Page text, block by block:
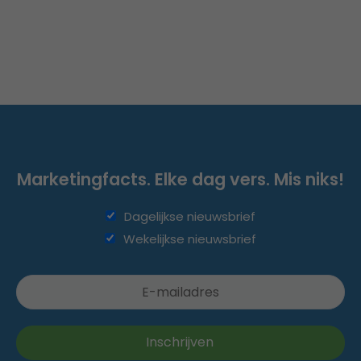
Marketingfacts. Elke dag vers. Mis niks!
Dagelijkse nieuwsbrief
Wekelijkse nieuwsbrief